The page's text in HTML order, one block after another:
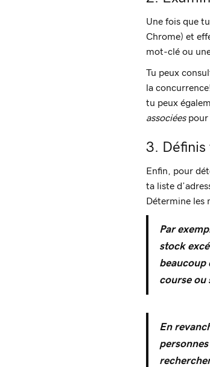
Une fois que
Chrome) et
mot-clé ou
Tu peux
la
tu peux
associéespour
3.
Enfin, pour
ta liste
Détermine les
Par
stock
beaucoup
course ou
En